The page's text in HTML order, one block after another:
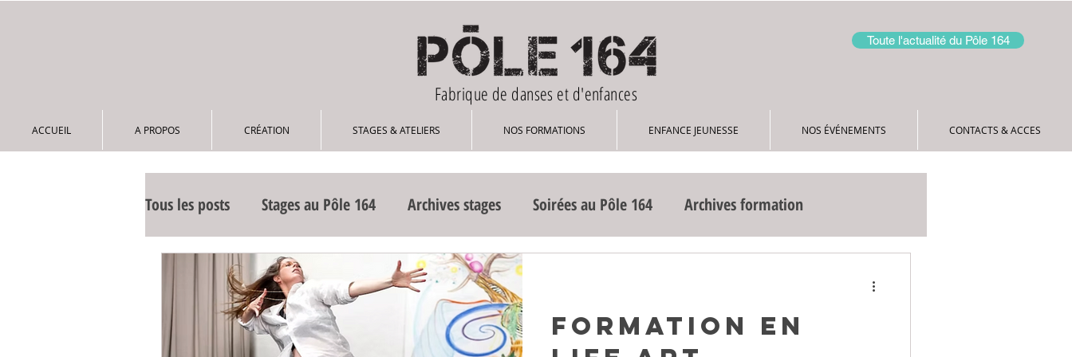
Toute l'actualité du Pôle 164
Fabrique de danses et d'enfances
ACCUEIL A PROPOS CRÉATION STAGES & ATELIERS NOS FORMATIONS ENFANCE JEUNESSE NOS ÉVÉNEMENTS CONTACTS & ACCES
Tous les posts Stages au Pôle 164 Archives stages Soirées au Pôle 164 Archives formation
Archives actualité Archives résidences Formation stages découverte
Archives training Corps somatique corps sensible 2021 Formations au Pôle 164 A la une
FORMATION EN